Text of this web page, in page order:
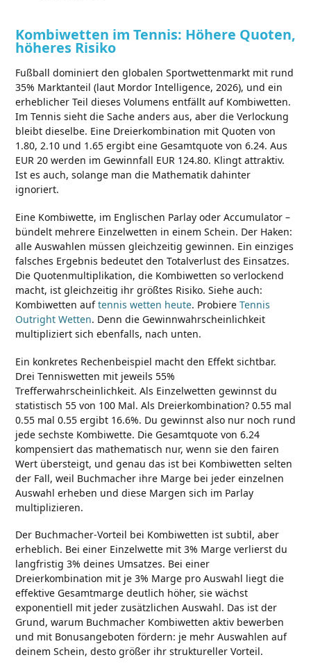
Kombiwetten im Tennis: Höhere Quoten,
höheres Risiko
Fußball dominiert den globalen Sportwettenmarkt mit rund
35% Marktanteil (laut Mordor Intelligence, 2026), und ein
erheblicher Teil dieses Volumens entfällt auf Kombiwetten.
Im Tennis sieht die Sache anders aus, aber die Verlockung
bleibt dieselbe. Eine Dreierkombination mit Quoten von
1.80, 2.10 und 1.65 ergibt eine Gesamtquote von 6.24. Aus
EUR 20 werden im Gewinnfall EUR 124.80. Klingt attraktiv.
Ist es auch, solange man die Mathematik dahinter
ignoriert.
Eine Kombiwette, im Englischen Parlay oder Accumulator –
bündelt mehrere Einzelwetten in einem Schein. Der Haken:
alle Auswahlen müssen gleichzeitig gewinnen. Ein einziges
falsches Ergebnis bedeutet den Totalverlust des Einsatzes.
Die Quotenmultiplikation, die Kombiwetten so verlockend
macht, ist gleichzeitig ihr größtes Risiko. Siehe auch:
Kombiwetten auftennis wetten heute. Probiere Tennis
Outright Wetten. Denn die Gewinnwahrscheinlichkeit
multipliziert sich ebenfalls, nach unten.
Ein konkretes Rechenbeispiel macht den Effekt sichtbar.
Drei Tenniswetten mit jeweils 55%
Trefferwahrscheinlichkeit. Als Einzelwetten gewinnst du
statistisch 55 von 100 Mal. Als Dreierkombination? 0.55 mal
0.55 mal 0.55 ergibt 16.6%. Du gewinnst also nur noch rund
jede sechste Kombiwette. Die Gesamtquote von 6.24
kompensiert das mathematisch nur, wenn sie den fairen
Wert übersteigt, und genau das ist bei Kombiwetten selten
der Fall, weil Buchmacher ihre Marge bei jeder einzelnen
Auswahl erheben und diese Margen sich im Parlay
multiplizieren.
Der Buchmacher-Vorteil bei Kombiwetten ist subtil, aber
erheblich. Bei einer Einzelwette mit 3% Marge verlierst du
langfristig 3% deines Umsatzes. Bei einer
Dreierkombination mit je 3% Marge pro Auswahl liegt die
effektive Gesamtmarge deutlich höher, sie wächst
exponentiell mit jeder zusätzlichen Auswahl. Das ist der
Grund, warum Buchmacher Kombiwetten aktiv bewerben
und mit Bonusangeboten fördern: je mehr Auswahlen auf
deinem Schein, desto größer ihr struktureller Vorteil.